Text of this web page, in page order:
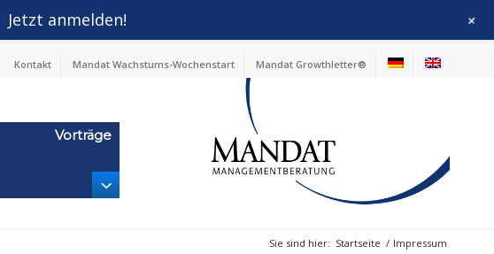
Kontakt Mandat Wachstums-Wochenstart Mandat Growthletter®
Vorträge
Sie sind hier: Startseite / Impressum
Jetzt anmelden! +